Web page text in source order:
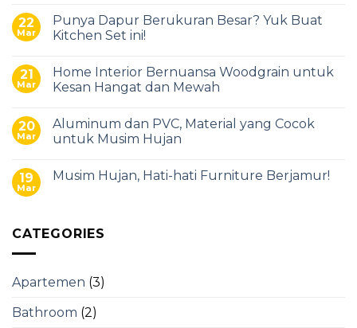
22
Mar
Punya Dapur Berukuran Besar? Yuk Buat
Kitchen Set ini!
21
Mar
Home Interior Bernuansa Woodgrain untuk
Kesan Hangat dan Mewah
20
Mar
Aluminum dan PVC, Material yang Cocok
untuk Musim Hujan
19
Mar
Musim Hujan, Hati-hati Furniture Berjamur!
CATEGORIES
Apartemen (3)
Bathroom (2)